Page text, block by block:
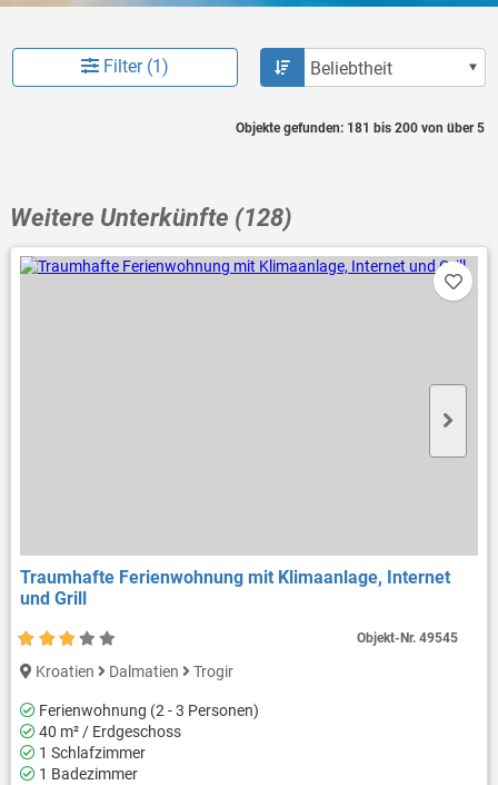
Filter (1)
Objekte gefunden: 181 bis 200 von über 5
Weitere Unterkünfte (128)
Traumhafte Ferienwohnung mit Klimaanlage, Internet
und Grill
Kroatien Dalmatien Trogir
Ferienwohnung (2 - 3 Personen)
40 m² / Erdgeschoss
1 Schlafzimmer
1 Badezimmer
Objekt-Nr.49545